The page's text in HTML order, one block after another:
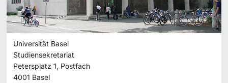
Universität Basel
Studiensekretariat
Petersplatz 1, Postfach
4001 Basel